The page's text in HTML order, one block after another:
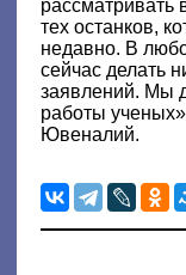
рассматривать
тех останков,
недавно. В
сейчас делать
заявлений. Мы
работы
Ювеналий.